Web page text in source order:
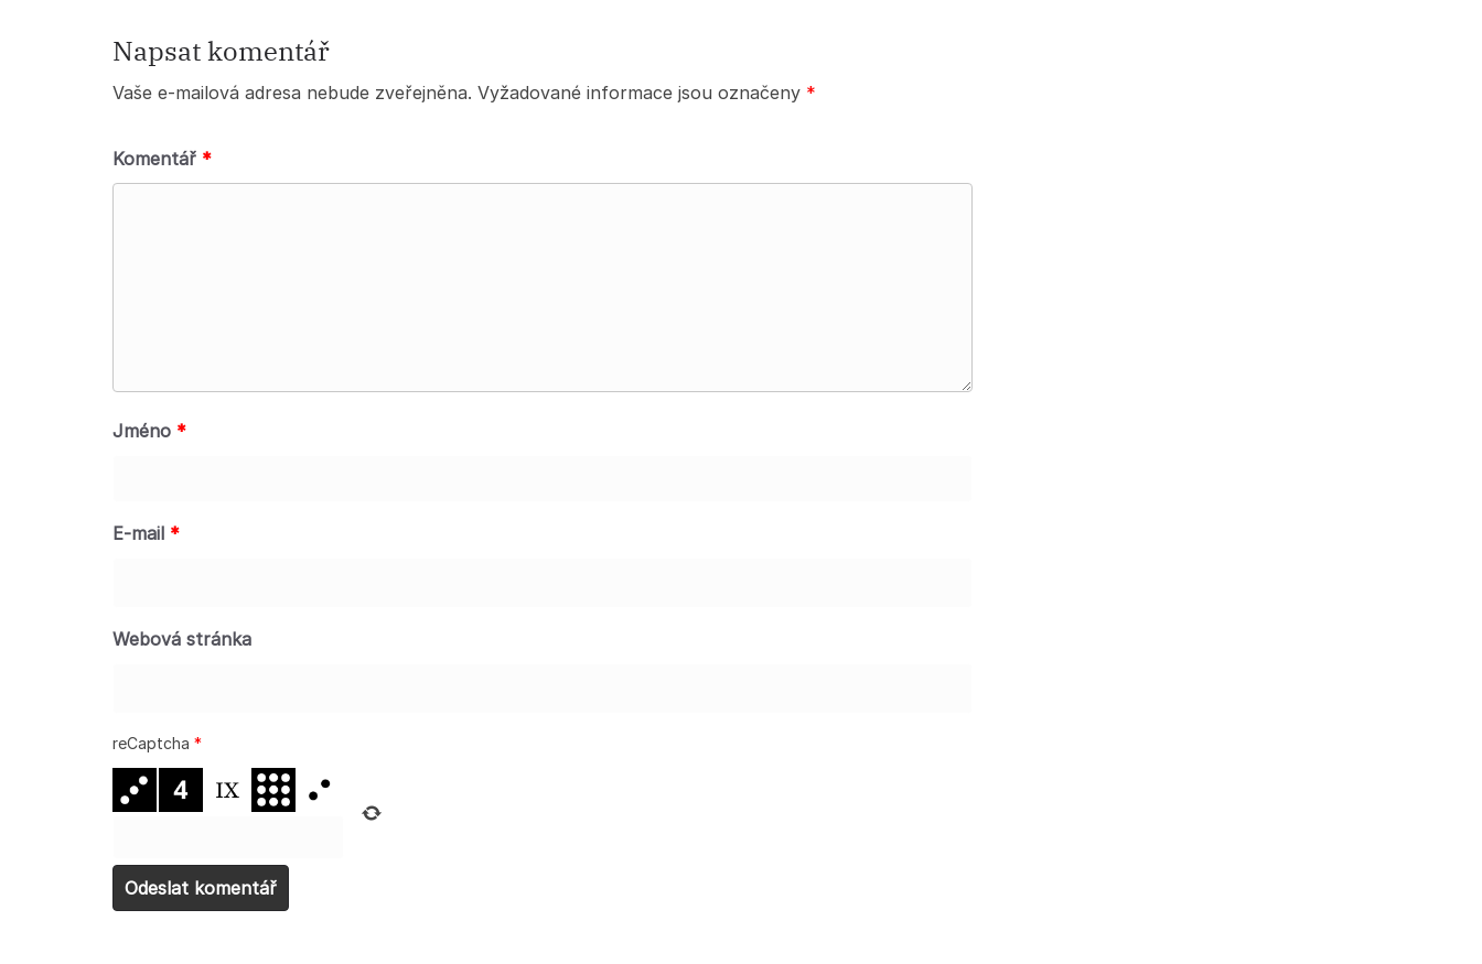
Napsat komentář
Vaše e-mailová adresa nebude zveřejněna. Vyžadované informace jsou označeny *
Komentář *
Jméno *
E-mail *
Webová stránka
reCaptcha *